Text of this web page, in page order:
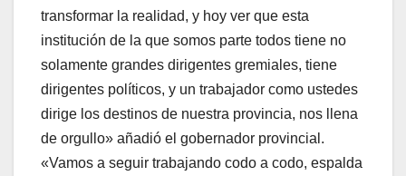
transformar la realidad, y hoy ver que esta
institución de la que somos parte todos tiene no
solamente grandes dirigentes gremiales, tiene
dirigentes políticos, y un trabajador como ustedes
dirige los destinos de nuestra provincia, nos llena
de orgullo» añadió el gobernador provincial.
«Vamos a seguir trabajando codo a codo, espalda